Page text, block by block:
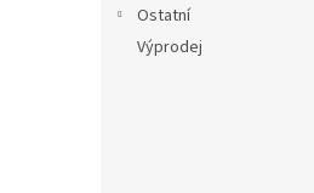
Ostatní
Výprodej